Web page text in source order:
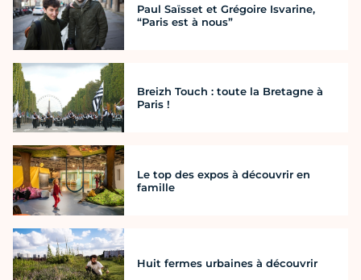
Paul Saïsset et Grégoire Isvarine,
“Paris est à nous”
Breizh Touch : toute la Bretagne à
Paris !
Le top des expos à découvrir en
famille
Huit fermes urbaines à découvrir